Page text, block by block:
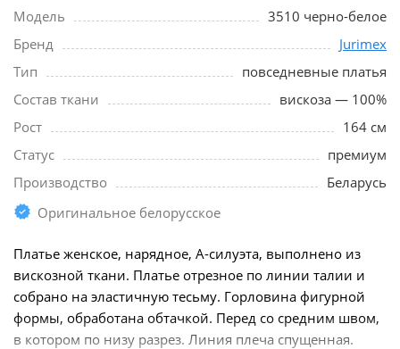
Модель
3510 черно-белое
Бренд
Jurimex
Тип
повседневные платья
Состав ткани
вискоза — 100%
Рост
164 см
Статус
премиум
Производство
Беларусь
Оригинальное белорусское
Платье женское, нарядное, А-силуэта, выполнено из
вискозной ткани. Платье отрезное по линии талии и
собрано на эластичную тесьму. Горловина фигурной
формы, обработана обтачкой. Перед со средним швом,
в котором по низу разрез. Линия плеча спущенная.